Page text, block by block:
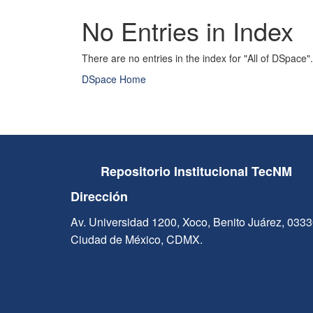
No Entries in Index
There are no entries in the index for "All of DSpace".
DSpace Home
Repositorio Institucional TecNM
Dirección
Av. Universidad 1200, Xoco, Benito Juárez,
Ciudad de México, CDMX.